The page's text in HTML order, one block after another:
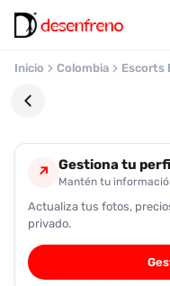
Inicio Colombia Escorts
Favoritos
Pronto
podrás
↗ Gestiona tu
Mantén tu
Actualiza tus fotos,
privado.